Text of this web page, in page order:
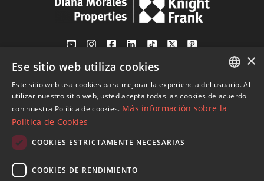
Av. Canovas del Castillo 4
1st Floor, Office 3
29601 Marbella
Ver en mapa
Tel:+34 952 765 138
ENGLISH
SPANISH
×
Ese sitio web utiliza cookies
Este sitio web usa cookies para mejorar la experiencia del usuario. Al
utilizar nuestro sitio web, usted acepta todas las cookies de acuerdo
con nuestra Política de cookies. Más información sobre la
Política de Cookies
COOKIES ESTRICTAMENTE NECESARIAS
COOKIES DE RENDIMIENTO